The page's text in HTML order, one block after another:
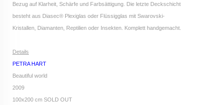
Bezug auf Klarheit, Schärfe und Farbsättigung. Die letzte Deckschicht
besteht aus Diasec® Plexiglas oder Flüssigglas mit Swarovski-
Kristallen, Diamanten, Reptilien oder Insekten. Komplett handgemacht.
Details
PETRA HART
Beautiful world
2009
100x200 cm SOLD OUT